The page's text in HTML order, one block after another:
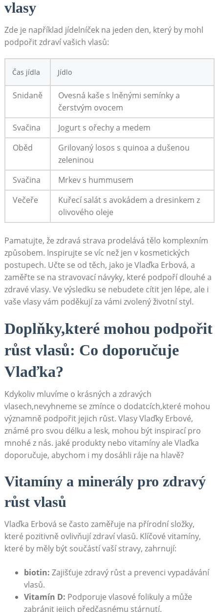
vlasy
Zde je například jídelníček na jeden den, který by mohl
podpořit zdraví vašich vlasů:
Čas jídla Jídlo
Snidaně
Ovesná kaše s lněnými semínky a
čerstvým ovocem
Svačina
Jogurt s ořechy a medem
Oběd
Grilovaný losos s quinoa a dušenou
zeleninou
Svačina
Mrkev s hummusem
Večeře
Kuřecí salát s avokádem a dresinkem z
olivového oleje
Pamatujte, že zdravá strava prodelává tělo komplexním
způsobem. Inspirujte se víc než jen v kosmetických
postupech. Učte se od těch, jako je Vlaďka Erbová, a
zaměřte se na stravovací návyky, které podpoří dlouhé a
zdravé vlasy. Ve výsledku se nebudete cítit jen lépe, ale i
vaše vlasy vám poděkují za vámi zvolený životní styl.
Doplňky,které mohou podpořit
růst vlasů: Co doporučuje
Vlaďka?
Kdykoliv mluvíme o krásných a zdravých
vlasech,nevyhneme se zmínce o dodatcích,které mohou
významně podpořit jejich růst. Vlasy Vlaďky Erbové,
známé pro svou délku a lesk, mohou být inspirací pro
mnohé z nás. jaké produkty nebo vitamíny ale Vlaďka
doporučuje, abychom i my dosáhli ráje na hlavě?
Vitamíny a minerály pro zdravý
růst vlasů
Vlaďka Erbová se často zaměřuje na přírodní složky,
které pozitivně ovlivňují zdraví vlasů. Klíčové vitamíny,
které by měly být součástí vaší stravy, zahrnují:
biotin: Zajišťuje zdravý růst a prevenci vypadávání
vlasů.
Vitamín D: Podporuje vlasové folikuly a může
zabránit jejich předčasnému stárnutí.